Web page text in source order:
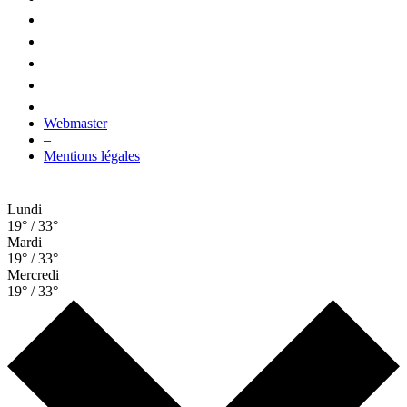
Webmaster
–
Mentions légales
Lundi
19° / 33°
Mardi
19° / 33°
Mercredi
19° / 33°